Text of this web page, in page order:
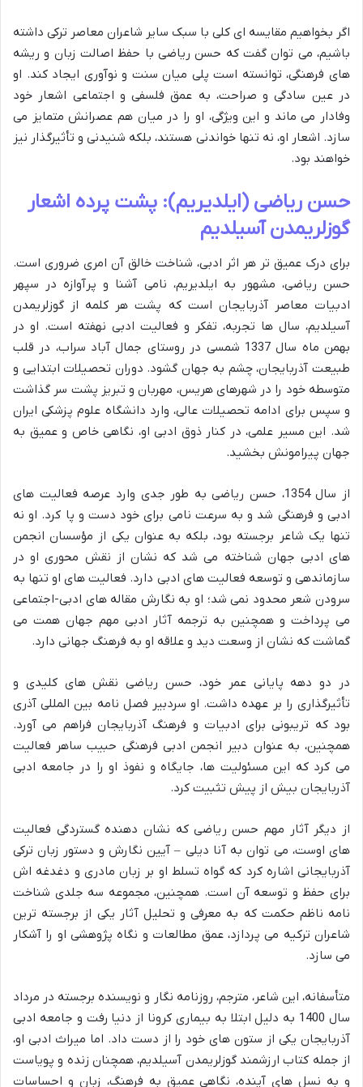
اگر بخواهیم مقایسه ای کلی با سبک سایر شاعران معاصر ترکی داشته
باشیم، می توان گفت که حسن ریاضی با حفظ اصالت زبان و ریشه
های فرهنگی، توانسته است پلی میان سنت و نوآوری ایجاد کند. او
در عین سادگی و صراحت، به عمق فلسفی و اجتماعی اشعار خود
وفادار می ماند و این ویژگی، او را در میان هم عصرانش متمایز می
سازد. اشعار او، نه تنها خواندنی هستند، بلکه شنیدنی و تأثیرگذار نیز
خواهند بود.
حسن ریاضی (ایلدیریم): پشت پرده اشعار
گوزلریمدن آسیلدیم
برای درک عمیق تر هر اثر ادبی، شناخت خالق آن امری ضروری است.
حسن ریاضی، مشهور به ایلدیریم، نامی آشنا و پرآوازه در سپهر
ادبیات معاصر آذربایجان است که پشت هر کلمه از گوزلریمدن
آسیلدیم، سال ها تجربه، تفکر و فعالیت ادبی نهفته است. او در
بهمن ماه سال 1337 شمسی در روستای جمال آباد سراب، در قلب
طبیعت آذربایجان، چشم به جهان گشود. دوران تحصیلات ابتدایی و
متوسطه خود را در شهرهای هریس، مهربان و تبریز پشت سر گذاشت
و سپس برای ادامه تحصیلات عالی، وارد دانشگاه علوم پزشکی ایران
شد. این مسیر علمی، در کنار ذوق ادبی او، نگاهی خاص و عمیق به
جهان پیرامونش بخشید.
از سال 1354، حسن ریاضی به طور جدی وارد عرصه فعالیت های
ادبی و فرهنگی شد و به سرعت نامی برای خود دست و پا کرد. او نه
تنها یک شاعر برجسته بود، بلکه به عنوان یکی از مؤسسان انجمن
های ادبی جهان شناخته می شد که نشان از نقش محوری او در
سازماندهی و توسعه فعالیت های ادبی دارد. فعالیت های او تنها به
سرودن شعر محدود نمی شد؛ او به نگارش مقاله های ادبی-اجتماعی
می پرداخت و همچنین به ترجمه آثار ادبی مهم جهان همت می
گماشت که نشان از وسعت دید و علاقه او به فرهنگ جهانی دارد.
در دو دهه پایانی عمر خود، حسن ریاضی نقش های کلیدی و
تأثیرگذاری را بر عهده داشت. او سردبیر فصل نامه بین المللی آذری
بود که تریبونی برای ادبیات و فرهنگ آذربایجان فراهم می آورد.
همچنین، به عنوان دبیر انجمن ادبی فرهنگی حبیب ساهر فعالیت
می کرد که این مسئولیت ها، جایگاه و نفوذ او را در جامعه ادبی
آذربایجان بیش از پیش تثبیت کرد.
از دیگر آثار مهم حسن ریاضی که نشان دهنده گستردگی فعالیت
های اوست، می توان به آنا دیلی – آیین نگارش و دستور زبان ترکی
آذربایجانی اشاره کرد که گواه تسلط او بر زبان مادری و دغدغه اش
برای حفظ و توسعه آن است. همچنین، مجموعه سه جلدی شناخت
نامه ناظم حکمت که به معرفی و تحلیل آثار یکی از برجسته ترین
شاعران ترکیه می پردازد، عمق مطالعات و نگاه پژوهشی او را آشکار
می سازد.
متأسفانه، این شاعر، مترجم، روزنامه نگار و نویسنده برجسته در مرداد
سال 1400 به دلیل ابتلا به بیماری کرونا از دنیا رفت و جامعه ادبی
آذربایجان یکی از ستون های خود را از دست داد. اما میراث ادبی او،
از جمله کتاب ارزشمند گوزلریمدن آسیلدیم، همچنان زنده و پویاست
و به نسل های آینده، نگاهی عمیق به فرهنگ، زبان و احساسات